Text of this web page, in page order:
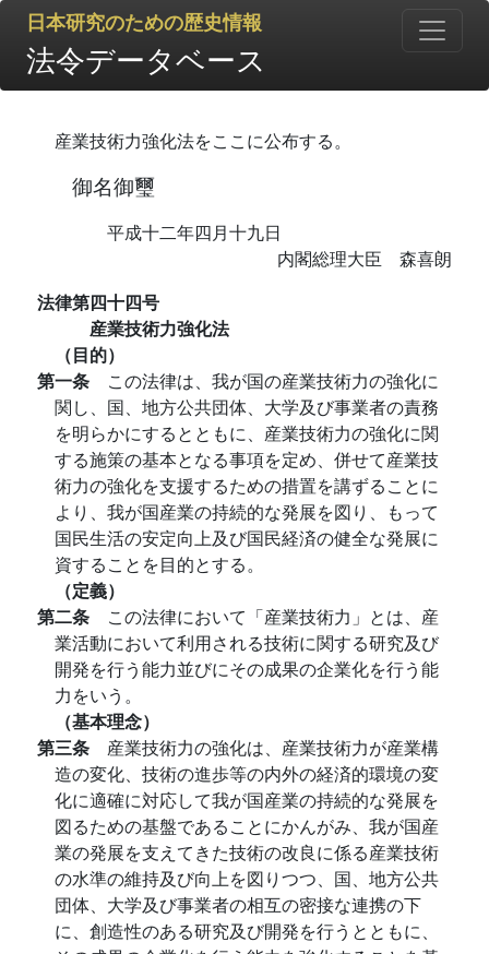
日本研究のための歴史情報
法令データベース
産業技術力強化法をここに公布する。
御名御璽
平成十二年四月十九日
内閣総理大臣 森喜朗
法律第四十四号
産業技術力強化法
（目的）
第一条 この法律は、我が国の産業技術力の強化に
関し、国、地方公共団体、大学及び事業者の責務
を明らかにするとともに、産業技術力の強化に関
する施策の基本となる事項を定め、併せて産業技
術力の強化を支援するための措置を講ずることに
より、我が国産業の持続的な発展を図り、もって
国民生活の安定向上及び国民経済の健全な発展に
資することを目的とする。
（定義）
第二条 この法律において「産業技術力」とは、産
業活動において利用される技術に関する研究及び
開発を行う能力並びにその成果の企業化を行う能
力をいう。
（基本理念）
第三条 産業技術力の強化は、産業技術力が産業構
造の変化、技術の進歩等の内外の経済的環境の変
化に適確に対応して我が国産業の持続的な発展を
図るための基盤であることにかんがみ、我が国産
業の発展を支えてきた技術の改良に係る産業技術
の水準の維持及び向上を図りつつ、国、地方公共
団体、大学及び事業者の相互の密接な連携の下
に、創造性のある研究及び開発を行うとともに、